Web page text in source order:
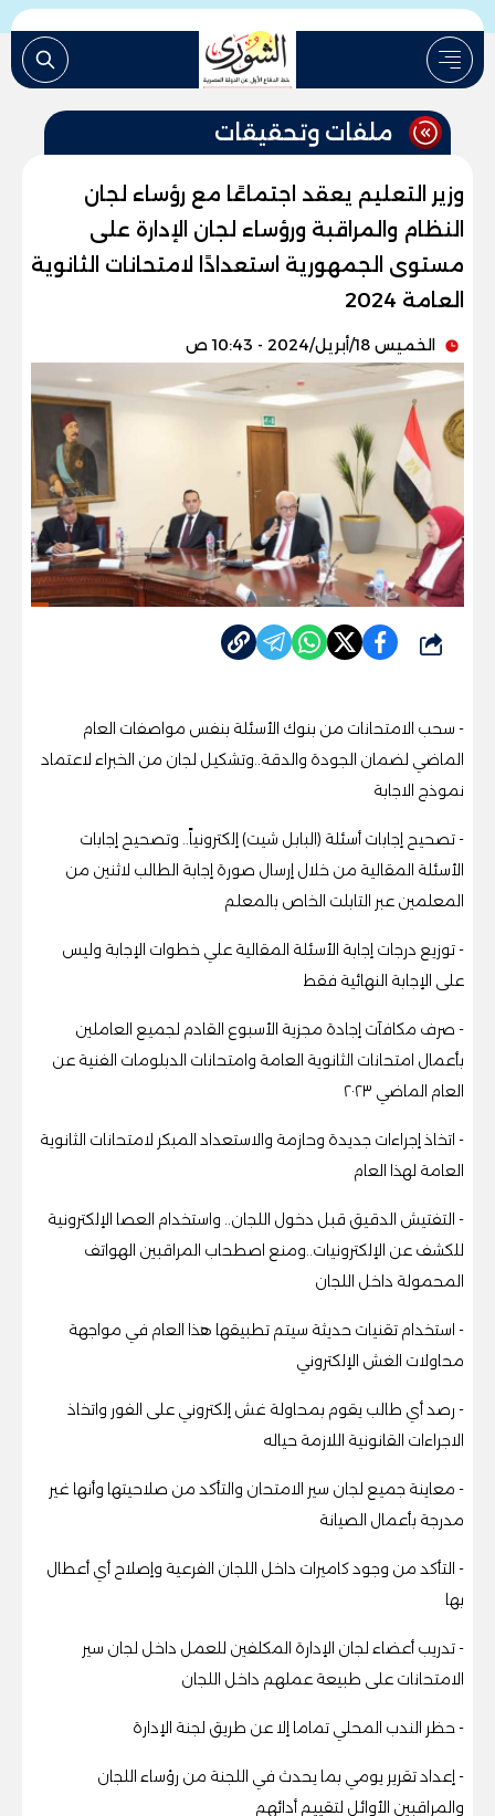
ملفات وتحقيقات
وزير التعليم يعقد اجتماعًا مع رؤساء لجان
النظام والمراقبة ورؤساء لجان الإدارة على
مستوى الجمهورية استعدادًا لامتحانات الثانوية
العامة 2024
الخميس 18/أبريل/2024 - 10:43 ص
شارك
- سحب الامتحانات من بنوك الأسئلة بنفس مواصفات العام
الماضي لضمان الجودة والدقة..وتشكيل لجان من الخبراء لاعتماد
نموذج الاجابة
- تصحيح إجابات أسئلة (البابل شيت) إلكترونياً.. وتصحيح إجابات
الأسئلة المقالية من خلال إرسال صورة إجابة الطالب لاثنين من
المعلمين عبر التابلت الخاص بالمعلم
- توزيع درجات إجابة الأسئلة المقالية علي خطوات الإجابة وليس
على الإجابة النهائية فقط
- صرف مكافآت إجادة مجزية الأسبوع القادم لجميع العاملين
بأعمال امتحانات الثانوية العامة وامتحانات الدبلومات الفنية عن
العام الماضي ٢٠٢٣
- اتخاذ إجراءات جديدة وحازمة والاستعداد المبكر لامتحانات الثانوية
العامة لهذا العام
- التفتيش الدقيق قبل دخول اللجان.. واستخدام العصا الإلكترونية
للكشف عن الإلكترونيات..ومنع اصطحاب المراقبين الهواتف
المحمولة داخل اللجان
- استخدام تقنيات حديثة سيتم تطبيقها هذا العام في مواجهة
محاولات الغش الإلكتروني
- رصد أي طالب يقوم بمحاولة غش إلكتروني على الفور واتخاذ
الاجراءات القانونية اللازمة حياله
- معاينة جميع لجان سير الامتحان والتأكد من صلاحيتها وأنها غير
مدرجة بأعمال الصيانة
- التأكد من وجود كاميرات داخل اللجان الفرعية وإصلاح أي أعطال
بها
- تدريب أعضاء لجان الإدارة المكلفين للعمل داخل لجان سير
الامتحانات على طبيعة عملهم داخل اللجان
- حظر الندب المحلي تماما إلا عن طريق لجنة الإدارة
- إعداد تقرير يومي بما يحدث في اللجنة من رؤساء اللجان
والمراقبين الأوائل لتقييم أدائهم